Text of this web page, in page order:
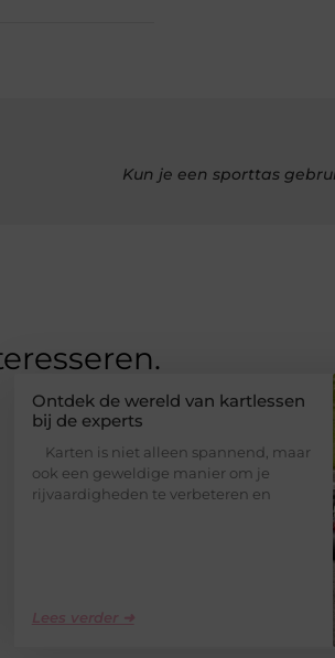
Kun je een sporttas
Ontdek de wereld van kartlessen
bij de experts
Karten is niet alleen spannend, maar
ook een geweldige manier om je
rijvaardigheden te verbeteren en
Lees verder ➜